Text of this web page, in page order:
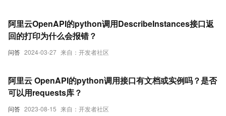
问答 2024-03-27 来自：开发者社区
阿里云OpenAPI的python调用DescribeInstances接口返
回的打印为什么会报错？
问答 2023-08-15 来自：开发者社区
阿里云 OpenAPI的python调用接口有文档或实例吗？是否
可以用requests库？